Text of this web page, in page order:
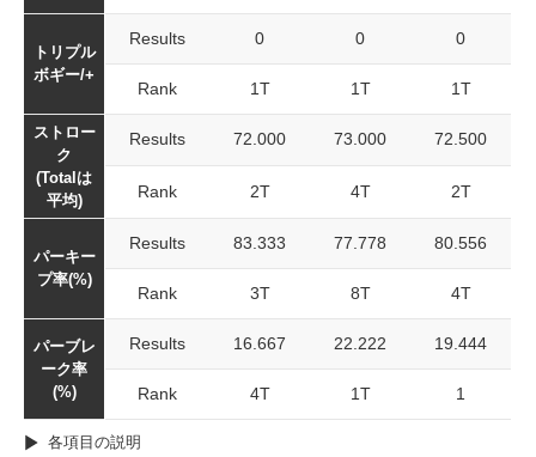
トリプル
ボギー/+
Results 0 0 0
Rank 1T 1T 1T
ストロー
ク
(Totalは
平均)
Results 72.000 73.000 72.500
Rank 2T 4T 2T
パーキー
プ率(%)
Results 83.333 77.778 80.556
Rank 3T 8T 4T
パーブレ
ーク率
(%)
Results 16.667 22.222 19.444
Rank 4T 1T 1
各項目の説明